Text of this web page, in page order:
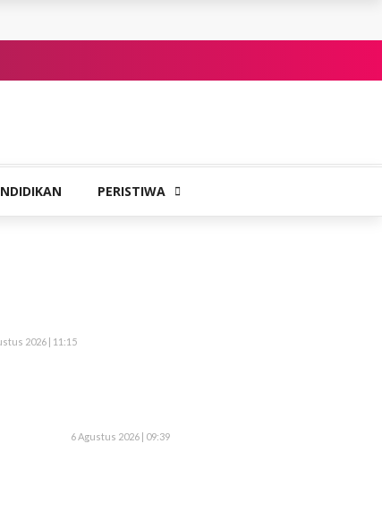
PERISTIWA
2026 | 11:15
6 Agustus 2026 | 09:39